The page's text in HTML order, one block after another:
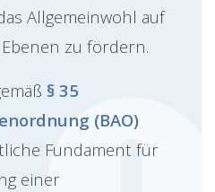
Allgemeinwohl auf
zu fördern.
§ 35
(BAO)
Fundament für
einer